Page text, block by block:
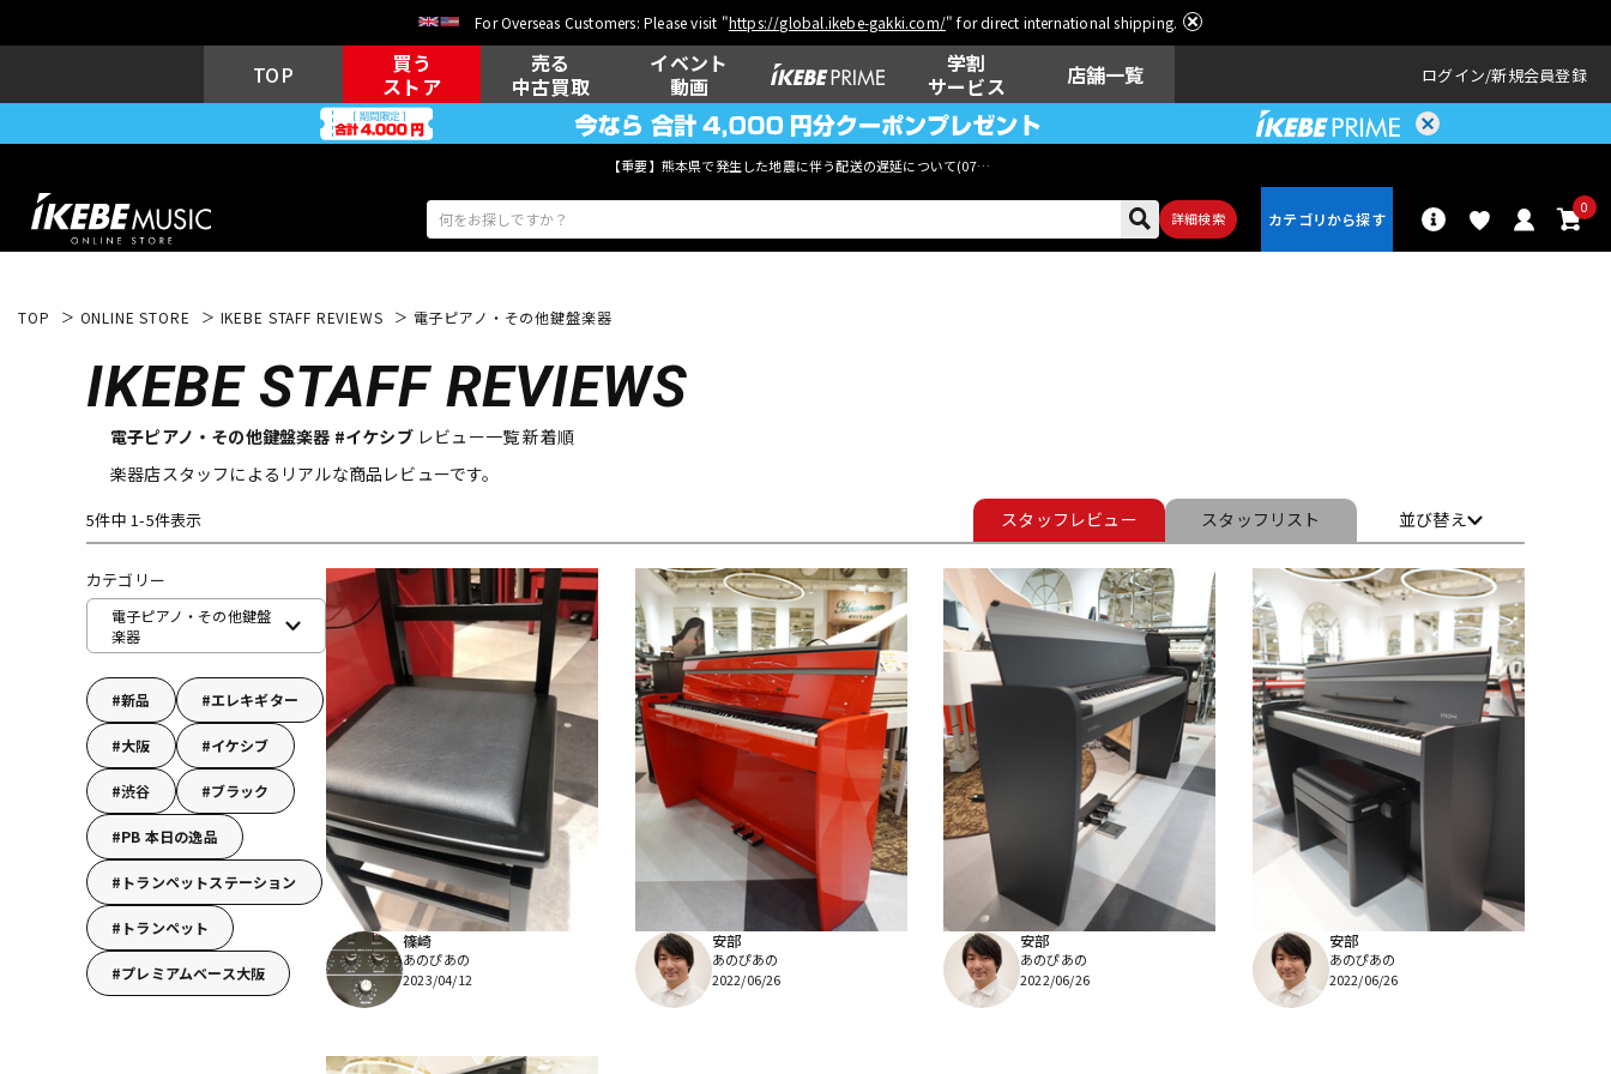
For Overseas Customers: Please visit "https://global.ikebe-gakki.com/" for direct international shipping.
TOP
買う
ストア
売る
中古買取
イベント
動画
学割
サービス
店舗一覧 ログイン 新規会員登録
【重要】熊本県で発生した地震に伴う配送の遅延について(07月29日
詳細検索
0
アコギ/エレ
キーボード 電子ピアノ
DTM DTM オンラ
イン納品
レコーディン
グ機器
配信/ライブ
機器
楽器アクセサ
リ
中古 ヴィンテージ
TOP ONLINE STORE IKEBE STAFF REVIEWS 電子ピアノ・その他鍵盤楽器
IKEBE STAFF REVIEWS
電子ピアノ・その他鍵盤楽器 #イケシブレビュー一覧 新着順
楽器店スタッフによるリアルな商品レビューです。
5件中 1-5件表示 スタッフ レビュー スタッフ リスト 並び替え
カテゴリー
電子ピアノ・その他鍵盤
楽器
新品 エレキギター
大阪 イケシブ
渋谷 ブラック
PB 本日の逸品
トランペットステーション
トランペット
プレミアムベース大阪
篠崎
あのぴあの
2023/04/12
安部
あのぴあの
2022/06/26
安部
あのぴあの
2022/06/26
安部
あのぴあの
2022/06/26